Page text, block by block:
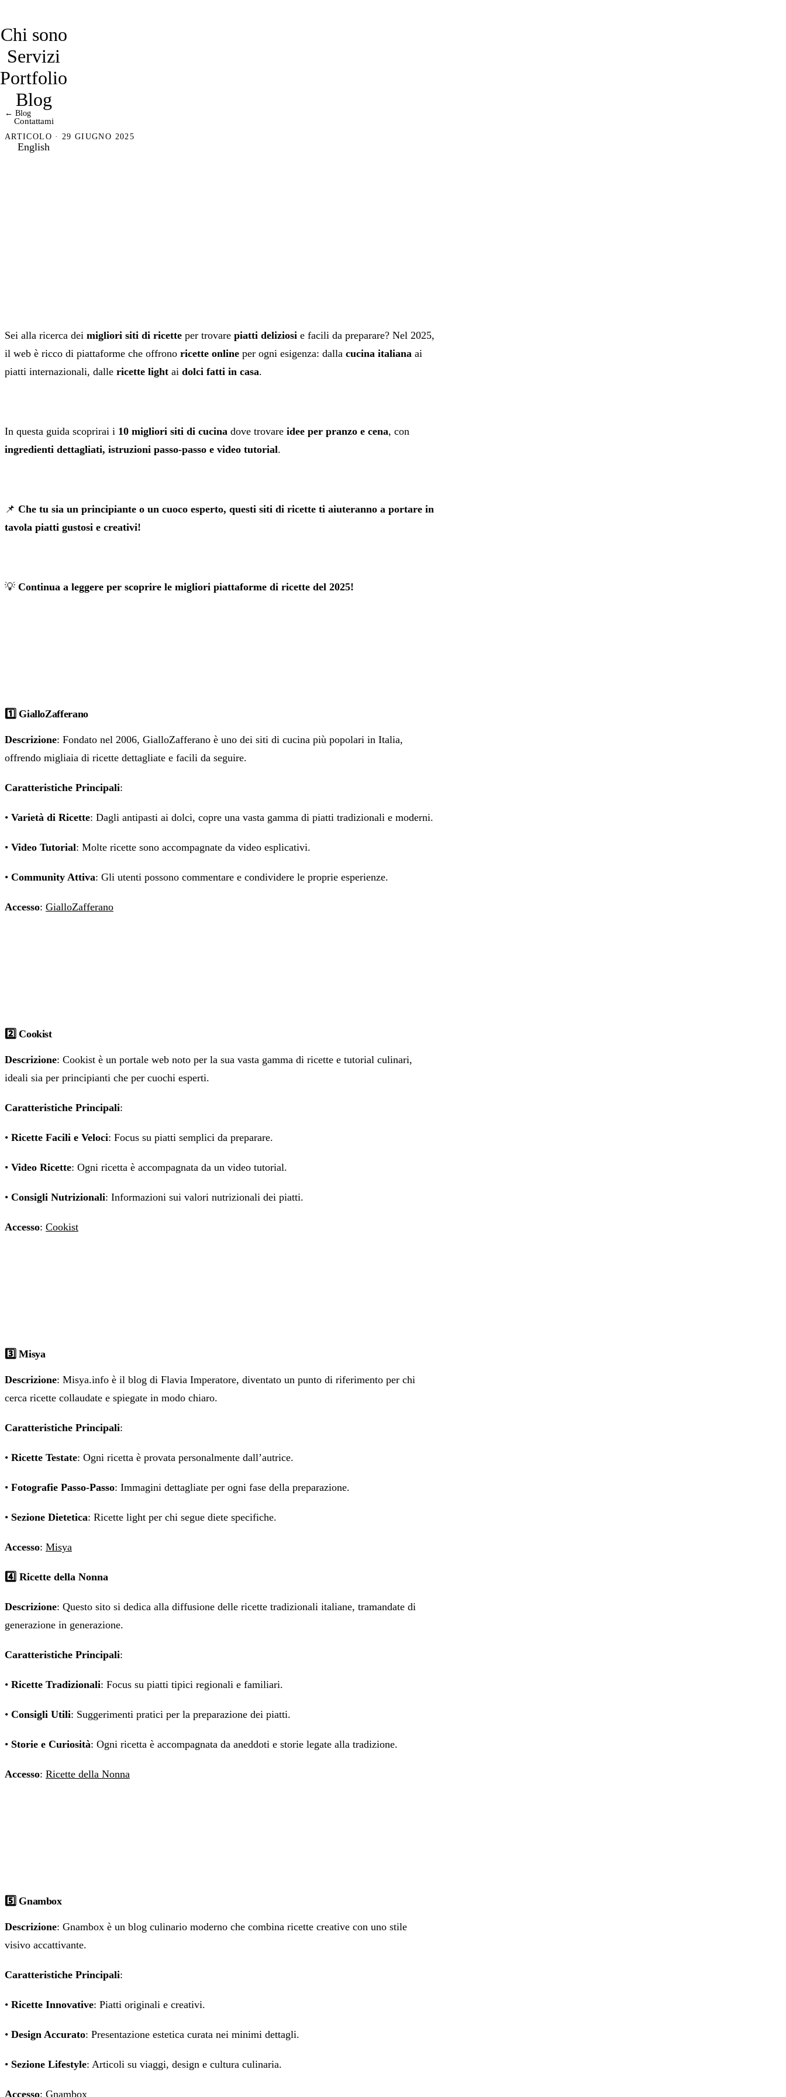
Chi sono
Servizi
Portfolio
Blog
Contattami
English
← Blog
ARTICOLO · 29 GIUGNO 2025
Sei alla ricerca dei migliori siti di ricette per trovare piatti deliziosi e facili da preparare? Nel 2025,
il web è ricco di piattaforme che offrono ricette online per ogni esigenza: dalla cucina italiana ai
piatti internazionali, dalle ricette light ai dolci fatti in casa.
In questa guida scoprirai i 10 migliori siti di cucina dove trovare idee per pranzo e cena, con
ingredienti dettagliati, istruzioni passo-passo e video tutorial.
📌 Che tu sia un principiante o un cuoco esperto, questi siti di ricette ti aiuteranno a portare in
tavola piatti gustosi e creativi!
💡 Continua a leggere per scoprire le migliori piattaforme di ricette del 2025!
1️⃣ GialloZafferano
Descrizione: Fondato nel 2006, GialloZafferano è uno dei siti di cucina più popolari in Italia,
offrendo migliaia di ricette dettagliate e facili da seguire.
Caratteristiche Principali:
• Varietà di Ricette: Dagli antipasti ai dolci, copre una vasta gamma di piatti tradizionali e moderni.
• Video Tutorial: Molte ricette sono accompagnate da video esplicativi.
• Community Attiva: Gli utenti possono commentare e condividere le proprie esperienze.
Accesso: GialloZafferano
2️⃣ Cookist
Descrizione: Cookist è un portale web noto per la sua vasta gamma di ricette e tutorial culinari,
ideali sia per principianti che per cuochi esperti.
Caratteristiche Principali:
• Ricette Facili e Veloci: Focus su piatti semplici da preparare.
• Video Ricette: Ogni ricetta è accompagnata da un video tutorial.
• Consigli Nutrizionali: Informazioni sui valori nutrizionali dei piatti.
Accesso: Cookist
3️⃣ Misya
Descrizione: Misya.info è il blog di Flavia Imperatore, diventato un punto di riferimento per chi
cerca ricette collaudate e spiegate in modo chiaro.
Caratteristiche Principali:
• Ricette Testate: Ogni ricetta è provata personalmente dall’autrice.
• Fotografie Passo-Passo: Immagini dettagliate per ogni fase della preparazione.
• Sezione Dietetica: Ricette light per chi segue diete specifiche.
Accesso: Misya
4️⃣ Ricette della Nonna
Descrizione: Questo sito si dedica alla diffusione delle ricette tradizionali italiane, tramandate di
generazione in generazione.
Caratteristiche Principali:
• Ricette Tradizionali: Focus su piatti tipici regionali e familiari.
• Consigli Utili: Suggerimenti pratici per la preparazione dei piatti.
• Storie e Curiosità: Ogni ricetta è accompagnata da aneddoti e storie legate alla tradizione.
Accesso: Ricette della Nonna
5️⃣ Gnambox
Descrizione: Gnambox è un blog culinario moderno che combina ricette creative con uno stile
visivo accattivante.
Caratteristiche Principali:
• Ricette Innovative: Piatti originali e creativi.
• Design Accurato: Presentazione estetica curata nei minimi dettagli.
• Sezione Lifestyle: Articoli su viaggi, design e cultura culinaria.
Accesso: Gnambox